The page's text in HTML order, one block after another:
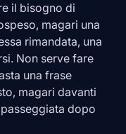
il bisogno di
magari una
rimandata, una
Non serve fare
una frase
magari davanti
dopo